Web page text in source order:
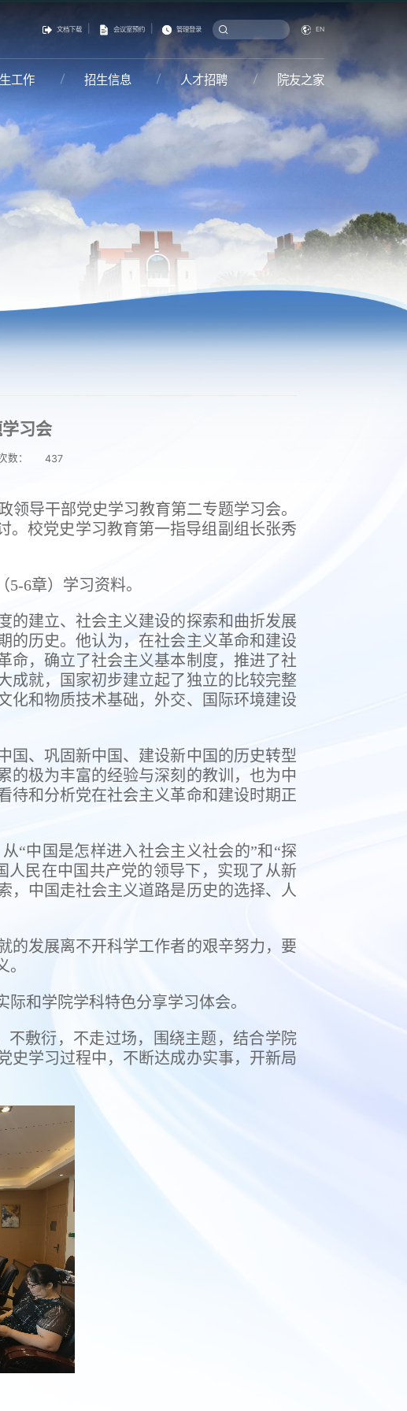
文档下载 会议室预约 管理登录 EN
工作 招生信息 人才招聘 院友之家
习会
数： 437
领导干部党史学习教育第二专题学习会。
。校党史学习教育第一指导组副组长张秀
6章）学习资料。
的建立、社会主义建设的探索和曲折发展
的历史。他认为，在社会主义革命和建设
命，确立了社会主义基本制度，推进了社
成就，国家初步建立起了独立的比较完整
化和物质技术基础，外交、国际环境建设
国、巩固新中国、建设新中国的历史转型
的极为丰富的经验与深刻的教训，也为中
待和分析党在社会主义革命和建设时期正
“中国是怎样进入社会主义社会的”和“探
人民在中国共产党的领导下，实现了从新
，中国走社会主义道路是历史的选择、人
的发展离不开科学工作者的艰辛努力，要
和学院学科特色分享学习体会。
敷衍，不走过场，围绕主题，结合学院
史学习过程中，不断达成办实事，开新局